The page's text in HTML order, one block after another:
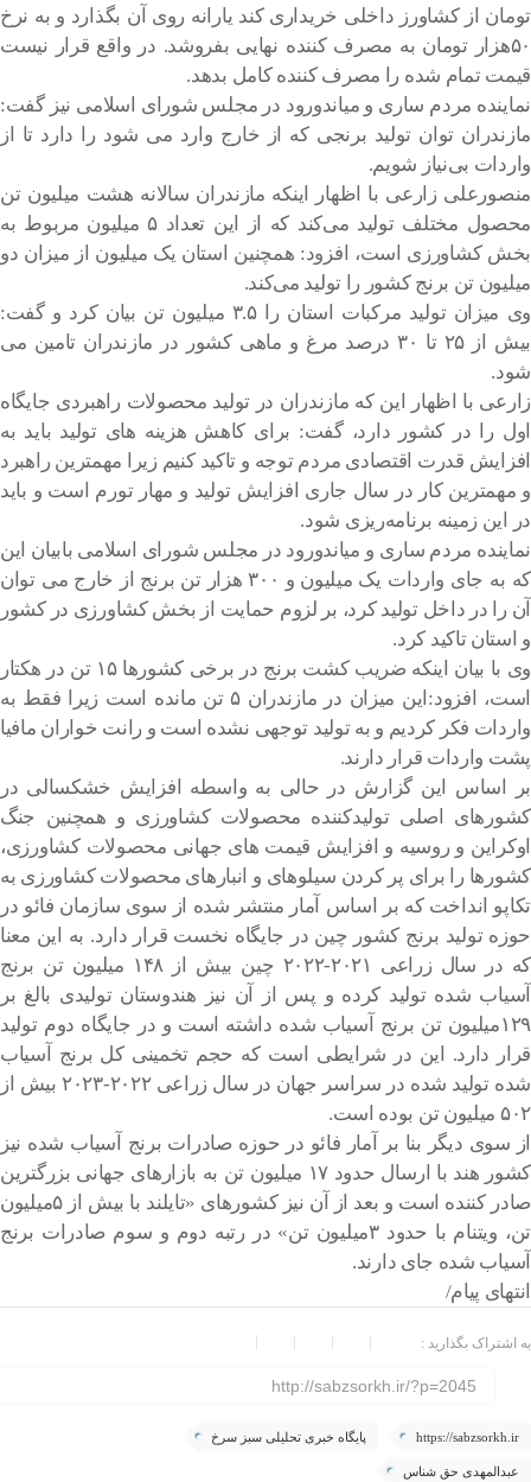
تومان از کشاورز داخلی خریداری کند یارانه روی آن بگذارد و به نرخ
۵۰هزار تومان به مصرف کننده نهایی بفروشد. در واقع قرار نیست
قیمت تمام شده را مصرف کننده کامل بدهد.
نماینده مردم ساری و میاندورود در مجلس شورای اسلامی نیز گفت:
مازندران توان تولید برنجی که از خارج وارد می شود را دارد تا از
واردات بی‌نیاز شویم.
منصورعلی زارعی با اظهار اینکه مازندران سالانه هشت میلیون تن
محصول مختلف تولید می‌کند که از این تعداد ۵ میلیون مربوط به
بخش کشاورزی است، افزود: همچنین استان یک میلیون از میزان دو
میلیون تن برنج کشور را تولید می‌کند.
وی میزان تولید مرکبات استان را ۳.۵ میلیون تن بیان کرد و گفت:
بیش از ۲۵ تا ۳۰ درصد مرغ و ماهی کشور در مازندران تامین می
شود.
زارعی با اظهار این که مازندران در تولید محصولات راهبردی جایگاه
اول را در کشور دارد، گفت: برای کاهش هزینه های تولید باید به
افزایش قدرت اقتصادی مردم توجه و تاکید کنیم زیرا مهمترین راهبرد
و مهمترین کار در سال جاری افزایش تولید و مهار تورم است و باید
در این زمینه برنامه‌ریزی شود.
نماینده مردم ساری و میاندورود در مجلس شورای اسلامی بابیان این
که به جای واردات یک میلیون و ۳۰۰ هزار تن برنج از خارج می توان
آن را در داخل تولید کرد، بر لزوم حمایت از بخش کشاورزی در کشور
و استان تاکید کرد.
وی با بیان اینکه ضریب کشت برنج در برخی کشورها ۱۵ تن در هکتار
است، افزود:این میزان در مازندران ۵ تن مانده است زیرا فقط به
واردات فکر کردیم و به تولید توجهی نشده است و رانت خواران مافیا
پشت واردات قرار دارند.
بر اساس این گزارش در حالی به واسطه افزایش خشکسالی در
کشورهای اصلی تولیدکننده محصولات کشاورزی و همچنین جنگ
اوکراین و روسیه و افزایش قیمت های جهانی محصولات کشاورزی،
کشورها را برای پر کردن سیلوهای و انبارهای محصولات کشاورزی به
تکاپو انداخت که بر اساس آمار منتشر شده از سوی سازمان فائو در
حوزه تولید برنج کشور چین در جایگاه نخست قرار دارد. به این معنا
که در سال زراعی ۲۰۲۱-۲۰۲۲ چین بیش از ۱۴۸ میلیون تن برنج
آسیاب شده تولید کرده و پس از آن نیز هندوستان تولیدی بالغ بر
۱۲۹میلیون تن برنج آسیاب شده داشته است و در جایگاه دوم تولید
قرار دارد. این در شرایطی است که حجم تخمینی کل برنج آسیاب
شده تولید شده در سراسر جهان در سال زراعی ۲۰۲۲-۲۰۲۳ بیش از
۵۰۲ میلیون تن بوده است.
از سوی دیگر بنا بر آمار فائو در حوزه صادرات برنج آسیاب شده نیز
کشور هند با ارسال حدود ۱۷ میلیون تن به بازارهای جهانی بزرگترین
صادر کننده است و بعد از آن نیز کشورهای «تایلند با بیش از ۵میلیون
تن، ویتنام با حدود ۳میلیون تن» در رتبه دوم و سوم صادرات برنج
آسیاب شده جای دارند.
انتهای پیام/
به اشتراک بگذارید :
http://sabzsorkh.ir/?p=2045
https://sabzsorkh.ir پایگاه خبری تحلیلی سبز سرخ
عبدالمهدی حق شناس